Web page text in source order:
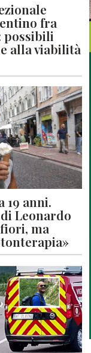
fra
possibili
alla viabilità
19 anni.
Leonardo
ma